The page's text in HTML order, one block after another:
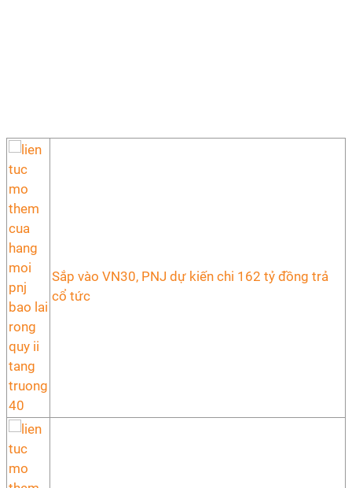
Sắp vào VN30, PNJ dự kiến chi 162 tỷ đồng trả
cổ tức